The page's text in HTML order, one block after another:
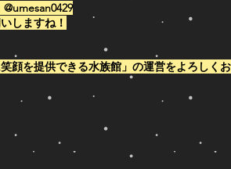
しますね！
顔を提供できる水族館」の運営をよろしく